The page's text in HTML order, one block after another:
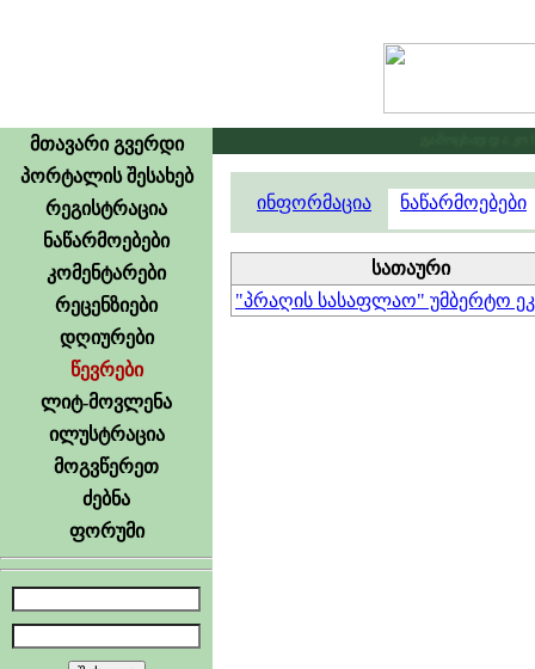
მთავარი გვერდი
პორტალის შესახებ
რეგისტრაცია
ნაწარმოებები
კომენტარები
რეცენზიები
დღიურები
წევრები
ლიტ-მოვლენა
ილუსტრაცია
მოგვწერეთ
ძებნა
ფორუმი
ინფორმაცია ნაწარმოებები
სათაური
"პრაღის სასაფლაო" უმბერტო